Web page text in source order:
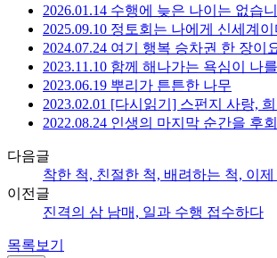
2026.01.14 수행에 늦은 나이는 없습
2025.09.10 정토회는 나에게 신세계
2024.07.24 여기 행복 승차권 한 장이
2023.11.10 함께 해나가는 욕심이 나
2023.06.19 뿌리가 튼튼한 나무
2023.02.01 [다시읽기] 스펀지 사랑,
2022.08.24 인생의 마지막 순간을 후
다음글
착한 척, 친절한 척, 배려하는 척, 이
이전글
진격의 삼 남매, 일과 수행 접수하다
목록보기